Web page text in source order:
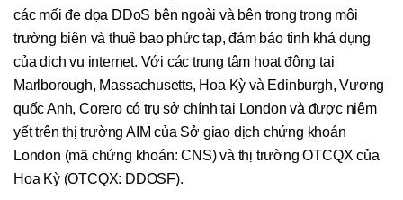
các mối đe dọa DDoS bên ngoài và bên trong trong môi
trường biên và thuê bao phức tạp, đảm bảo tính khả dụng
của dịch vụ internet. Với các trung tâm hoạt động tại
Marlborough, Massachusetts, Hoa Kỳ và Edinburgh, Vương
quốc Anh, Corero có trụ sở chính tại London và được niêm
yết trên thị trường AIM của Sở giao dịch chứng khoán
London (mã chứng khoán: CNS) và thị trường OTCQX của
Hoa Kỳ (OTCQX: DDOSF).